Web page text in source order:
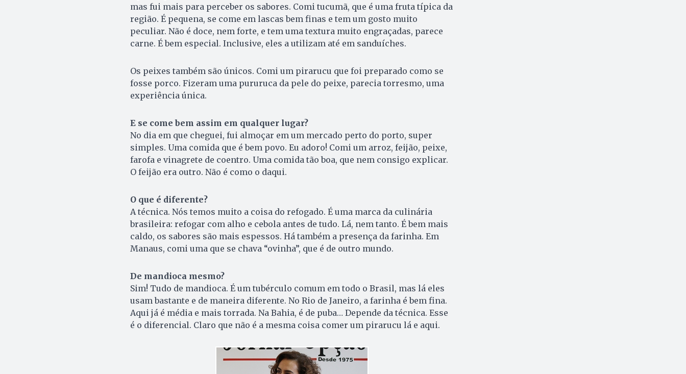
mas fui mais para perceber os sabores. Comi tucumã, que é uma fruta típica da
região. É pequena, se come em lascas bem finas e tem um gosto muito
peculiar. Não é doce, nem forte, e tem uma textura muito engraçadas, parece
carne. É bem especial. Inclusive, eles a utilizam até em sanduíches.
Os peixes também são únicos. Comi um pirarucu que foi preparado como se
fosse porco. Fizeram uma pururuca da pele do peixe, parecia torresmo, uma
experiência única.
E se come bem assim em qualquer lugar?
No dia em que cheguei, fui almoçar em um mercado perto do porto, super
simples. Uma comida que é bem povo. Eu adoro! Comi um arroz, feijão, peixe,
farofa e vinagrete de coentro. Uma comida tão boa, que nem consigo explicar.
O feijão era outro. Não é como o daqui.
O que é diferente?
A técnica. Nós temos muito a coisa do refogado. É uma marca da culinária
brasileira: refogar com alho e cebola antes de tudo. Lá, nem tanto. É bem mais
caldo, os sabores são mais espessos. Há também a presença da farinha. Em
Manaus, comi uma que se chava “ovinha”, que é de outro mundo.
De mandioca mesmo?
Sim! Tudo de mandioca. É um tubérculo comum em todo o Brasil, mas lá eles
usam bastante e de maneira diferente. No Rio de Janeiro, a farinha é bem fina.
Aqui já é média e mais torrada. Na Bahia, é de puba… Depende da técnica. Esse
é o diferencial. Claro que não é a mesma coisa comer um pirarucu lá e aqui.